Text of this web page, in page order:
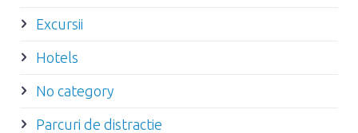
Excursii
Hotels
No category
Parcuri de distractie